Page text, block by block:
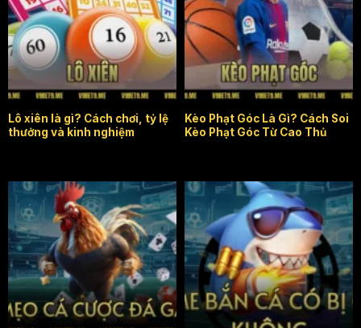
lô xiên
Lô xiên là gì? Cách chơi, tỷ lệ
thưởng và kinh nghiệm
Kèo phạt góc
Kèo Phạt Góc Là Gì? Cách Soi
Kèo Phạt Góc Từ Cao Thủ
mẹo cá cược đá gà
game bắn cá có bị cấm